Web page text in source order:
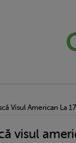
Visul American La
visul